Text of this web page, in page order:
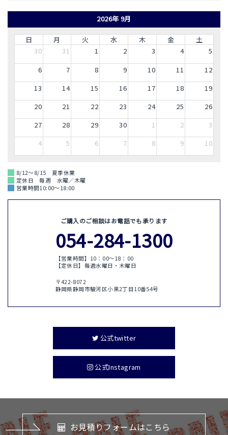
2026年 9月
日 月 火 水 木 金
土
30
31 1 2 3 4
5
6
7 8 9 10 11
12
13
14 15 16 17 18
19
20
21 22 23 24 25
26
27
28 29 30 1 2
3
4
5 6 7 8 9 10
8/12～8/15 夏季休業
定休日 毎週 水曜／木曜
営業時間10:00～18:00
ご購入のご相談はお電話でも承ります
054-284-1300
【営業時間】10：00〜18：00
【定休日】毎週水曜日・木曜日
〒422-8072
静岡県静岡市駿河区小黒2丁目10番54号
公式twitter
公式Instagram
お見積りフォームはこちら